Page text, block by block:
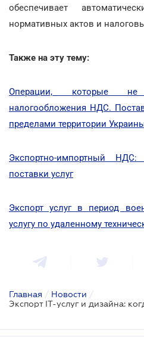
обеспечивает
нормативных актов и
Также на эту тему:
Операции, которые не
налогообложения НДС.
пределами территории
Экспортно-импортный
поставки услуг
Экспорт услуг в период
услугу по удаленному
Главная / Новости /